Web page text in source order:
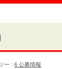
ー : 6 公募情報